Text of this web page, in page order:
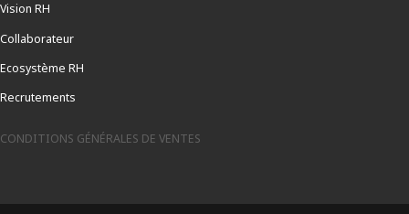
Vision RH
Collaborateur
Ecosystème RH
Recrutements
CONDITIONS GÉNÉRALES DE VENTES